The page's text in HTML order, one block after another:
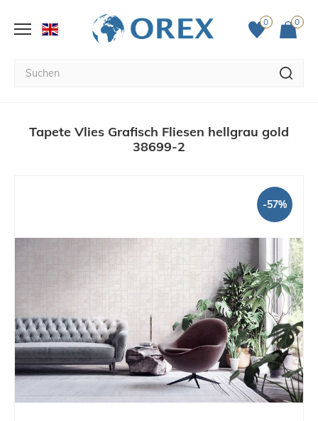
0 0
Tapete Vlies Grafisch Fliesen hellgrau gold
38699-2
-57%